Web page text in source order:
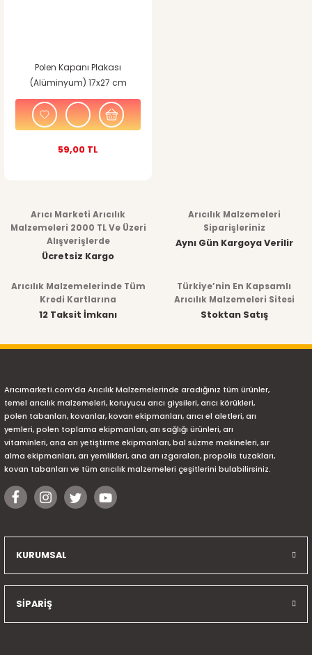
Polen Kapanı Plakası
(Alüminyum) 17x27 cm
59,00 TL
Arıcı Marketi Arıcılık
Malzemeleri 2000 TL Ve Üzeri
Alışverişlerde
Ücretsiz Kargo
Arıcılık Malzemeleri
Siparişleriniz
Aynı Gün Kargoya Verilir
Arıcılık Malzemelerinde Tüm
Kredi Kartlarına
12 Taksit İmkanı
Türkiye’nin En Kapsamlı
Arıcılık Malzemeleri Sitesi
Stoktan Satış
Arıcımarketi.com’da Arıcılık Malzemelerinde aradığınız tüm ürünler,
temel arıcılık malzemeleri, koruyucu arıcı giysileri, arıcı körükleri,
polen tabanları, kovanlar, kovan ekipmanları, arıcı el aletleri, arı
yemleri, polen toplama ekipmanları, arı sağlığı ürünleri, arı
vitaminleri, ana arı yetiştirme ekipmanları, bal süzme makineleri, sır
alma ekipmanları, arı yemlikleri, ana arı ızgaraları, propolis tuzakları,
kovan tabanları ve tüm arıcılık malzemeleri çeşitlerini bulabilirsiniz.
KURUMSAL
SİPARİŞ